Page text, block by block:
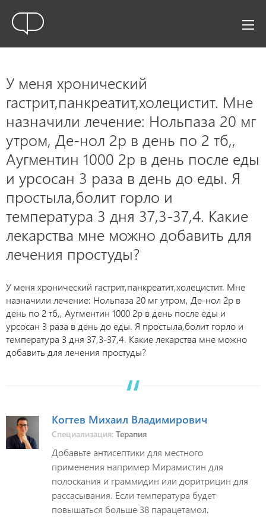
У меня хронический
гастрит,панкреатит,холецистит. Мне
назначили лечение: Нольпаза 20 мг
утром, Де-нол 2р в день по 2 тб,,
Аугментин 1000 2р в день после еды
и урсосан 3 раза в день до еды. Я
простыла,болит горло и
температура 3 дня 37,3-37,4. Какие
лекарства мне можно добавить для
лечения простуды?
У меня хронический гастрит,панкреатит,холецистит. Мне
назначили лечение: Нольпаза 20 мг утром, Де-нол 2р в
день по 2 тб,, Аугментин 1000 2р в день после еды и
урсосан 3 раза в день до еды. Я простыла,болит горло и
температура 3 дня 37,3-37,4. Какие лекарства мне можно
добавить для лечения простуды?
Когтев Михаил Владимирович
Специализация: Терапия
Добавьте антисептики для местного
применения например Мирамистин для
полоскания и граммидин или доритрицин для
рассасывания. Если температура будет
повышаться больше 38 парацетамол.